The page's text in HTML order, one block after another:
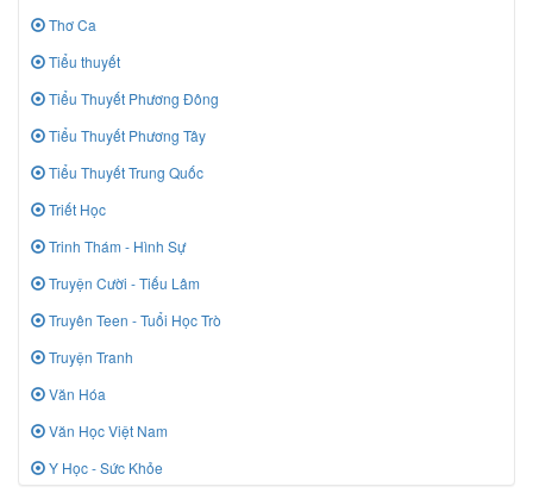
Thơ Ca
Tiểu thuyết
Tiểu Thuyết Phương Đông
Tiểu Thuyết Phương Tây
Tiểu Thuyết Trung Quốc
Triết Học
Trinh Thám - Hình Sự
Truyện Cười - Tiếu Lâm
Truyên Teen - Tuổi Học Trò
Truyện Tranh
Văn Hóa
Văn Học Việt Nam
Y Học - Sức Khỏe